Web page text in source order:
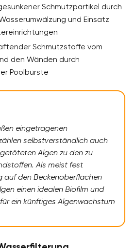
Schmutzpartikel durch
und Einsatz
Schmutzstoffe vom
den Wänden durch
Poolbürste
eingetragenen
selbstverständlich auch
Algen zu den zu
Als meist fest
auf den Beckenoberflächen
einen idealen Biofilm und
ein künftiges Algenwachstum